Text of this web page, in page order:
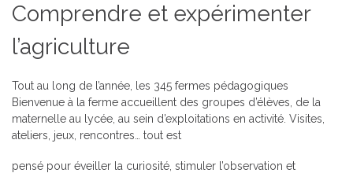
Comprendre et expérimenter
l’agriculture
Tout au long de l’année, les 345 fermes pédagogiques
Bienvenue à la ferme accueillent des groupes d’élèves, de la
maternelle au lycée, au sein d’exploitations en activité. Visites,
ateliers, jeux, rencontres… tout est
pensé pour éveiller la curiosité, stimuler l’observation et